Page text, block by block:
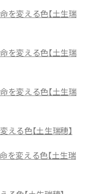
を変える色【土生瑞
を変える色【土生瑞
を変える色【土生瑞
える色【土生瑞穂】
を変える色【土生瑞